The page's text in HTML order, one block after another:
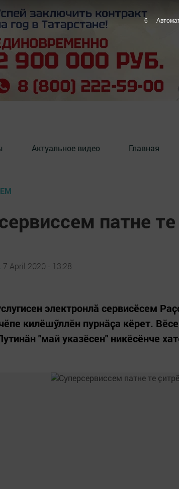
Актуальное видео Главная
патне
7 April 2020 - 13:28
электронлӑ сервисӗсем
килӗшӳллӗн пурнӑҫа кӗрет.
"май указӗсен" никӗсӗнче
5